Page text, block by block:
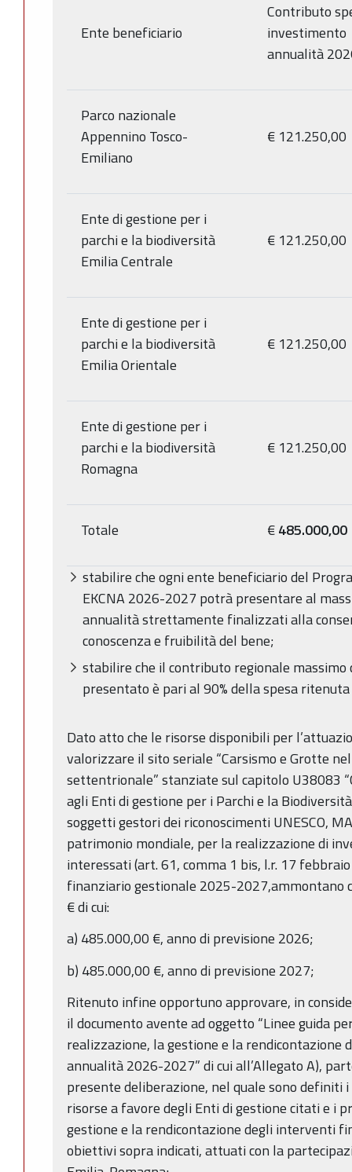
Ente beneficiario
Contributo
investimento
annualità
Parco nazionale
Appennino Tosco-
Emiliano
€ 121.250,00
Ente di gestione per i
parchi e la biodiversità
Emilia Centrale
€ 121.250,00
Ente di gestione per i
parchi e la biodiversità
Emilia Orientale
€ 121.250,00
Ente di gestione per i
parchi e la biodiversità
Romagna
€ 121.250,00
Totale €485.000,00
stabilire che ogni ente beneficiario del
EKCNA 2026-2027 potrà presentare al
annualità strettamente finalizzati alla
conoscenza e fruibilità del bene;
stabilire che il contributo regionale massimo
presentato è pari al 90% della spesa
Dato atto che le risorse disponibili per
valorizzare il sito seriale “Carsismo e Grotte
settentrionale” stanziate sul capitolo U38083
agli Enti di gestione per i Parchi e la
soggetti gestori dei riconoscimenti UNESCO,
patrimonio mondiale, per la realizzazione di
interessati (art. 61, comma 1 bis, l.r. 17
finanziario gestionale 2025-2027,ammontano
€ di cui:
a) 485.000,00 €, anno di previsione 2026;
b) 485.000,00 €, anno di previsione 2027;
Ritenuto infine opportuno approvare, in
il documento avente ad oggetto “Linee guida
realizzazione, la gestione e la
annualità 2026-2027” di cui all’Allegato A),
presente deliberazione, nel quale sono definiti
risorse a favore degli Enti di gestione citati e i
gestione e la rendicontazione degli interventi
obiettivi sopra indicati, attuati con la